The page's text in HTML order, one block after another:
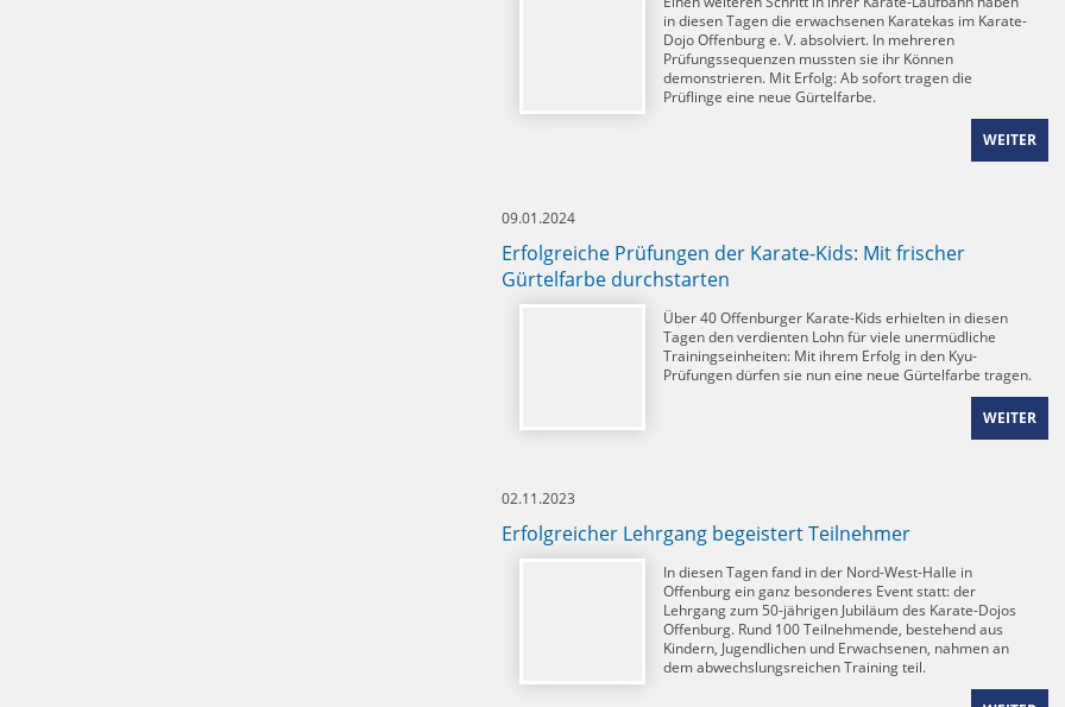
in diesen Tagen die erwachsenen Karatekas im Karate-
Dojo Offenburg e. V. absolviert. In mehreren
Prüfungssequenzen mussten sie ihr Können
demonstrieren. Mit Erfolg: Ab sofort tragen die
Prüflinge eine neue Gürtelfarbe.
WEITER
09.01.2024
Erfolgreiche Prüfungen der Karate-Kids: Mit frischer
Gürtelfarbe durchstarten
Über 40 Offenburger Karate-Kids erhielten in diesen
Tagen den verdienten Lohn für viele unermüdliche
Trainingseinheiten: Mit ihrem Erfolg in den Kyu-
Prüfungen dürfen sie nun eine neue Gürtelfarbe tragen.
WEITER
02.11.2023
Erfolgreicher Lehrgang begeistert Teilnehmer
In diesen Tagen fand in der Nord-West-Halle in
Offenburg ein ganz besonderes Event statt: der
Lehrgang zum 50-jährigen Jubiläum des Karate-Dojos
Offenburg. Rund 100 Teilnehmende, bestehend aus
Kindern, Jugendlichen und Erwachsenen, nahmen an
dem abwechslungsreichen Training teil.